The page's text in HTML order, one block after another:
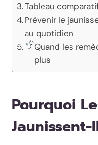
Tableau
Prévenir le
au quotidien
Quand les
plus
Pourquoi
Jaunissent-